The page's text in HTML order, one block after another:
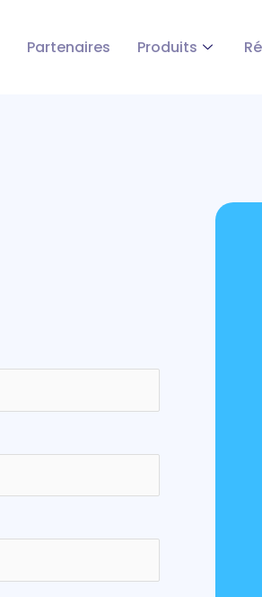
Partenaires Produits